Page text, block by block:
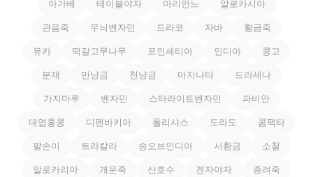
아가베 테이블야자 마리안느 알로카시아
관음죽 무늬벤자민 드라코 자바 황금죽
유카 떡갈고무나무 포인세티아 인디아 콩고
분재 만냥금 천냥금 마지나타 드라세나
가지마루 벤자민 스타라이트벤자민 파비안
대엽홍콩 디펜바키아 폴리샤스 도라도 콤팩타
팔손이 트라칼라 송오브인디아 서황금 소철
알로카리아 개운죽 산호수 겐자야자 종려죽